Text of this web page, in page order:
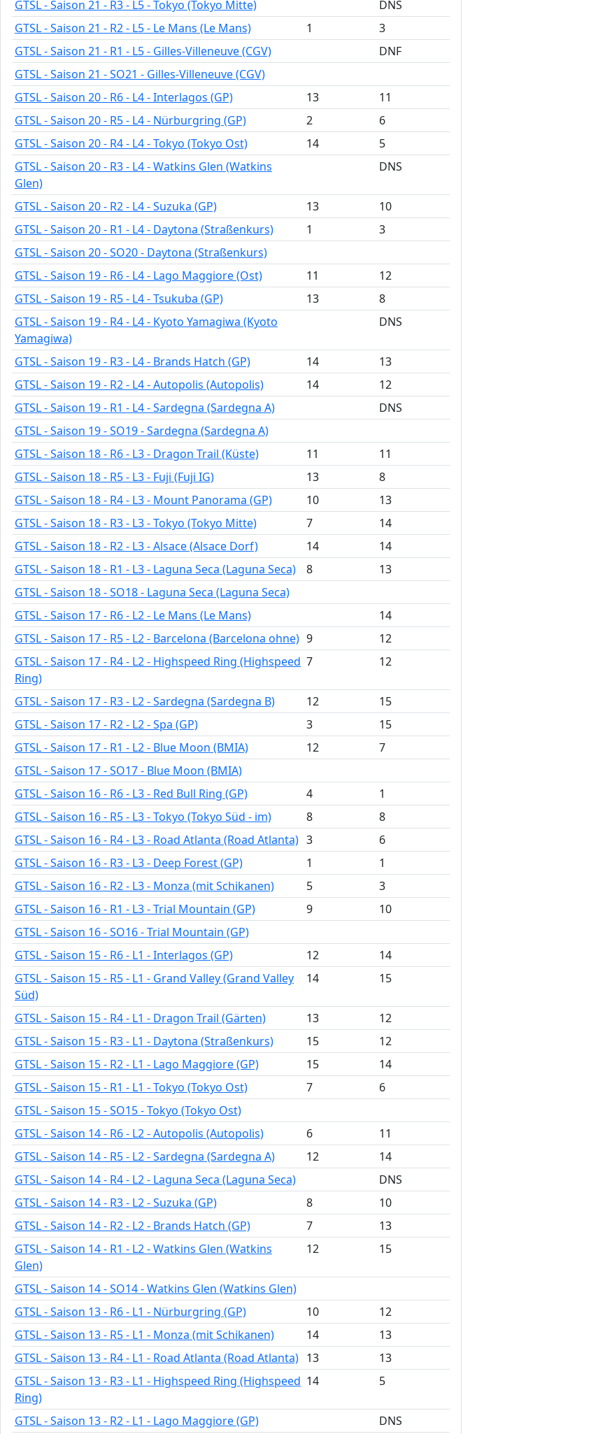
GTSL - Saison 21 - R3 - L5 - Tokyo (Tokyo Mitte)
DNS
GTSL - Saison 21 - R2 - L5 - Le Mans (Le Mans)
1
3
GTSL - Saison 21 - R1 - L5 - Gilles-Villeneuve (CGV)
DNF
GTSL - Saison 21 - SO21 - Gilles-Villeneuve (CGV)
GTSL - Saison 20 - R6 - L4 - Interlagos (GP)
13
11
GTSL - Saison 20 - R5 - L4 - Nürburgring (GP)
2
6
GTSL - Saison 20 - R4 - L4 - Tokyo (Tokyo Ost)
14
5
GTSL - Saison 20 - R3 - L4 - Watkins Glen (Watkins
Glen)
DNS
GTSL - Saison 20 - R2 - L4 - Suzuka (GP) 13
10
GTSL - Saison 20 - R1 - L4 - Daytona (Straßenkurs)
1
3
GTSL - Saison 20 - SO20 - Daytona (Straßenkurs)
GTSL - Saison 19 - R6 - L4 - Lago Maggiore (Ost)
11
12
GTSL - Saison 19 - R5 - L4 - Tsukuba (GP)
13
8
GTSL - Saison 19 - R4 - L4 - Kyoto Yamagiwa (Kyoto
Yamagiwa)
DNS
GTSL - Saison 19 - R3 - L4 - Brands Hatch (GP) 14
13
GTSL - Saison 19 - R2 - L4 - Autopolis (Autopolis)
14
12
GTSL - Saison 19 - R1 - L4 - Sardegna (Sardegna A)
DNS
GTSL - Saison 19 - SO19 - Sardegna (Sardegna A)
GTSL - Saison 18 - R6 - L3 - Dragon Trail (Küste)
11
11
GTSL - Saison 18 - R5 - L3 - Fuji (Fuji IG)
13
8
GTSL - Saison 18 - R4 - L3 - Mount Panorama (GP)
10
13
GTSL - Saison 18 - R3 - L3 - Tokyo (Tokyo Mitte)
7
14
GTSL - Saison 18 - R2 - L3 - Alsace (Alsace Dorf)
14
14
GTSL - Saison 18 - R1 - L3 - Laguna Seca (Laguna Seca)
8
13
GTSL - Saison 18 - SO18 - Laguna Seca (Laguna Seca)
GTSL - Saison 17 - R6 - L2 - Le Mans (Le Mans)
14
GTSL - Saison 17 - R5 - L2 - Barcelona (Barcelona ohne) 9
12
GTSL - Saison 17 - R4 - L2 - Highspeed Ring (Highspeed
Ring)
7 12
GTSL - Saison 17 - R3 - L2 - Sardegna (Sardegna B) 12
15
GTSL - Saison 17 - R2 - L2 - Spa (GP)
3
15
GTSL - Saison 17 - R1 - L2 - Blue Moon (BMIA)
12
7
GTSL - Saison 17 - SO17 - Blue Moon (BMIA)
GTSL - Saison 16 - R6 - L3 - Red Bull Ring (GP)
4
1
GTSL - Saison 16 - R5 - L3 - Tokyo (Tokyo Süd - im)
8
8
GTSL - Saison 16 - R4 - L3 - Road Atlanta (Road Atlanta) 3
6
GTSL - Saison 16 - R3 - L3 - Deep Forest (GP)
1
1
GTSL - Saison 16 - R2 - L3 - Monza (mit Schikanen)
5
3
GTSL - Saison 16 - R1 - L3 - Trial Mountain (GP)
9
10
GTSL - Saison 16 - SO16 - Trial Mountain (GP)
GTSL - Saison 15 - R6 - L1 - Interlagos (GP)
12
14
GTSL - Saison 15 - R5 - L1 - Grand Valley (Grand Valley
Süd)
14 15
GTSL - Saison 15 - R4 - L1 - Dragon Trail (Gärten) 13
12
GTSL - Saison 15 - R3 - L1 - Daytona (Straßenkurs)
15
12
GTSL - Saison 15 - R2 - L1 - Lago Maggiore (GP)
15
14
GTSL - Saison 15 - R1 - L1 - Tokyo (Tokyo Ost)
7
6
GTSL - Saison 15 - SO15 - Tokyo (Tokyo Ost)
GTSL - Saison 14 - R6 - L2 - Autopolis (Autopolis)
6
11
GTSL - Saison 14 - R5 - L2 - Sardegna (Sardegna A)
12
14
GTSL - Saison 14 - R4 - L2 - Laguna Seca (Laguna Seca)
DNS
GTSL - Saison 14 - R3 - L2 - Suzuka (GP)
8
10
GTSL - Saison 14 - R2 - L2 - Brands Hatch (GP)
7
13
GTSL - Saison 14 - R1 - L2 - Watkins Glen (Watkins
Glen)
12 15
GTSL - Saison 14 - SO14 - Watkins Glen (Watkins Glen)
GTSL - Saison 13 - R6 - L1 - Nürburgring (GP)
10
12
GTSL - Saison 13 - R5 - L1 - Monza (mit Schikanen)
14
13
GTSL - Saison 13 - R4 - L1 - Road Atlanta (Road Atlanta) 13
13
GTSL - Saison 13 - R3 - L1 - Highspeed Ring (Highspeed
Ring)
14 5
GTSL - Saison 13 - R2 - L1 - Lago Maggiore (GP) DNS